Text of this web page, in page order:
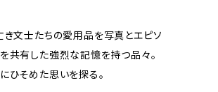
き文士たちの愛用品を写真とエピソ
共有した強烈な記憶を持つ品々。
ひそめた思いを探る。